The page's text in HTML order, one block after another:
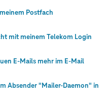
Postfach
mit meinem Telekom Login
E-Mails mehr im E-Mail
Absender "Mailer-Daemon" in